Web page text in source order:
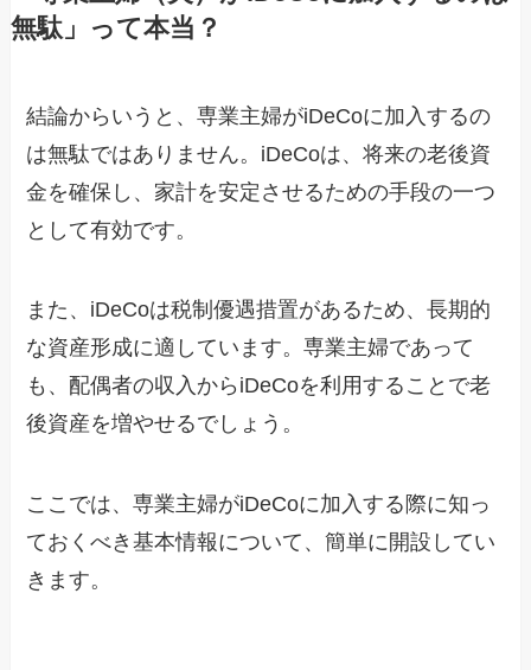
無駄」って本当？
結論からいうと、専業主婦がiDeCoに加入するの
は無駄ではありません。iDeCoは、将来の老後資
金を確保し、家計を安定させるための手段の一つ
として有効です。
また、iDeCoは税制優遇措置があるため、長期的
な資産形成に適しています。専業主婦であって
も、配偶者の収入からiDeCoを利用することで老
後資産を増やせるでしょう。
ここでは、専業主婦がiDeCoに加入する際に知っ
ておくべき基本情報について、簡単に開設してい
きます。